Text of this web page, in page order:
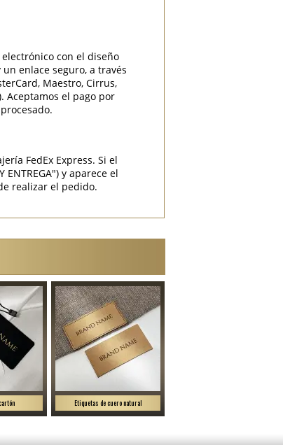
con el diseño
enlace seguro, a través
Maestro, Cirrus,
Aceptamos el pago por
FedEx Express. Si el
ENTREGA") y aparece el
realizar el pedido.
Etiquetas de cuero natural